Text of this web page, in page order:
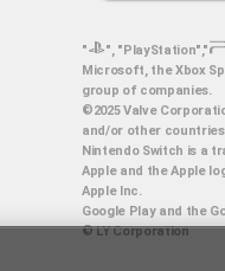
"
", "PlayStation","
Microsoft, the Xbox
group of companies.
©2025 Valve
and/or other
Nintendo Switch is a
Apple and the Apple
Apple Inc.
Google Play and the
© LY Corporation